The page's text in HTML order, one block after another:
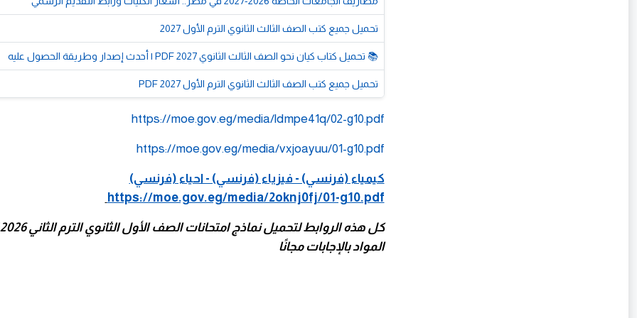
تحميل جميع كتب الصف الثالث الثانوي الترم الأول 2027
📚 تحميل كتاب كيان نحو الصف الثالث الثانوي 2027 PDF | أحدث إصدار وطريقة الحصول عليه
تحميل جميع كتب الصف الثالث الثانوي الترم الأول 2027 PDF
https://moe.gov.eg/media/ldmpe41q/02-g10.pdf
https://moe.gov.eg/media/vxjoayuu/01-g10.pdf
كيمياء (فرنسي) - فيزياء (فرنسي) - احياء (فرنسي)
https://moe.gov.eg/media/2oknj0fj/01-g10.pdf
المواد بالإجابات مجانًا